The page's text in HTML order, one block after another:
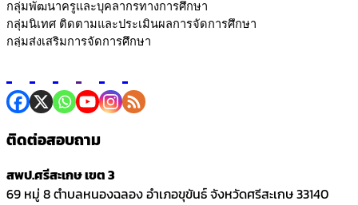
ติดต่อสอบถาม
สพป.ศรีสะเกษ เขต 3
69 หมู่ 8 ตำบลหนองฉลอง อำเภอขุขันธ์ จังหวัดศรีสะเกษ 33140